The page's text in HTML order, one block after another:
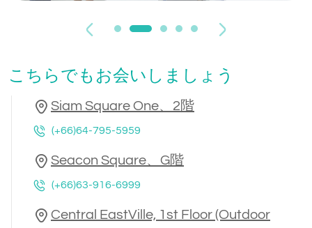
Previous Next
こちらでもお会いしましょう
Siam Square One、2階
(+66)64-795-5959
Seacon Square、G階
(+66)63-916-6999
Central EastVille, 1st Floor (Outdoor